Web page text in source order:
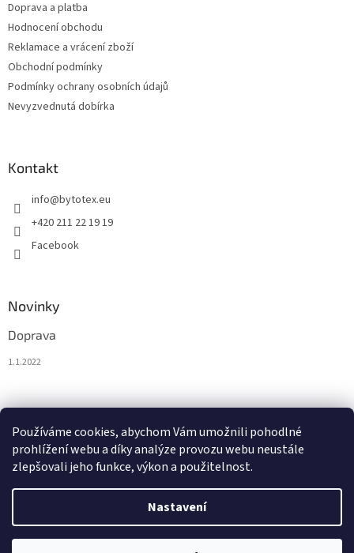
Používáme cookies, abychom Vám umožnili pohodlné
prohlížení webu a díky analýze provozu webu neustále
zlepšovali jeho funkce, výkon a použitelnost.
Nastavení
Doprava a platba
Hodnocení obchodu
Reklamace a vrácení zboží
Obchodní podmínky
Podmínky ochrany osobních údajů
Nevyzvednutá dobírka
Kontakt
info@bytotex.eu
+420 211 22 19 19
Facebook
Novinky
Doprava
1.1.2022
0KS /0 €
Vytvořil Shoptet